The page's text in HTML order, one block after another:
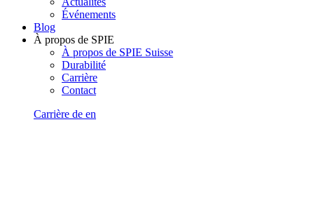
Événements
Blog
À propos de SPIE
À propos de SPIE Suisse
Durabilité
Carrière
Contact
Carrière de en